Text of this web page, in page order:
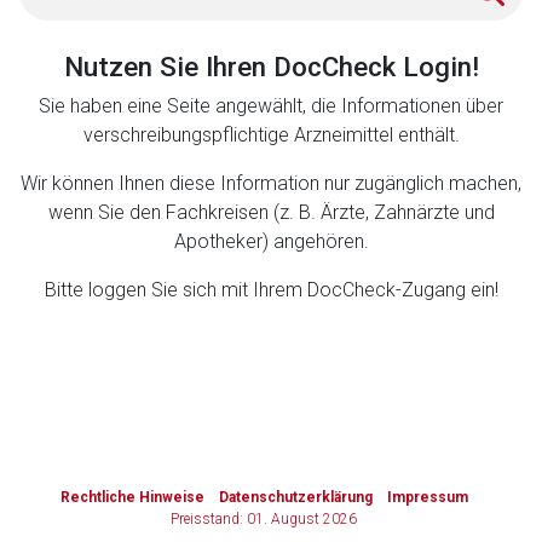
Nutzen Sie Ihren DocCheck Login!
Sie haben eine Seite angewählt, die Informationen über
verschreibungspflichtige Arzneimittel enthält.
Wir können Ihnen diese Information nur zugänglich machen,
wenn Sie den Fachkreisen (z. B. Ärzte, Zahnärzte und
Apotheker) angehören.
Bitte loggen Sie sich mit Ihrem DocCheck-Zugang ein!
Rechtliche Hinweise Datenschutzerklärung
Impressum
Preisstand: 01. August 2026
Zurück zur rote-liste.de Zur Seite